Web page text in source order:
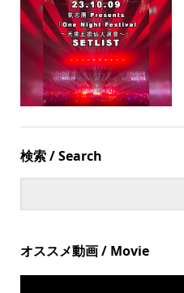
検索 / Search
オススメ動画 / Movie